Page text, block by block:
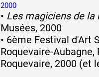
2000
• Les magiciens de la
Musées, 2000
• 6ème Festival d'Art
Roquevaire-
Roquevaire, 2000 (et